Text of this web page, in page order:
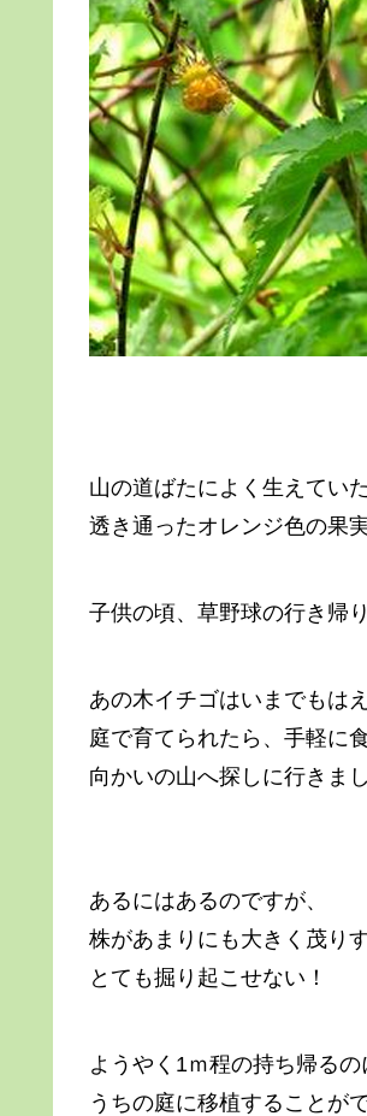
山の道ばたによく生えてい
透き通ったオレンジ色の果
子供の頃、草野球の行き帰
あの木イチゴはいまでもは
庭で育てられたら、手軽に
向かいの山へ探しに行きまし
あるにはあるのですが、
株があまりにも大きく茂り
とても掘り起こせない！
ようやく1ｍ程の持ち帰るの
うちの庭に移植することが